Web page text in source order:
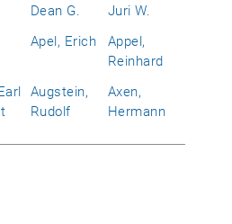
Dean G.
Juri W.
Apel, Erich
Appel,
Reinhard
Augstein,
Rudolf
Axen,
Hermann